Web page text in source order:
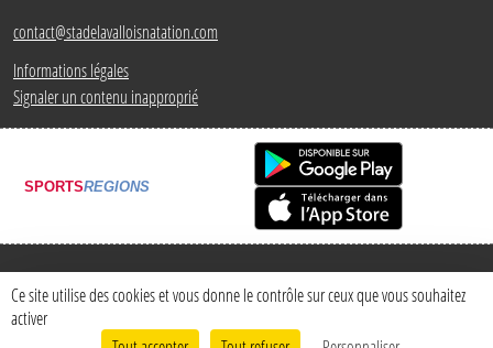
contact@stadelavalloisnatation.com
Informations légales
Signaler un contenu inapproprié
SPORTSREGIONS
Charte cookies Gestion des cookies
Ce site utilise des cookies et vous donne le contrôle sur ceux que vous souhaitez
activer